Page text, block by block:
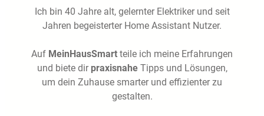
Ich bin 40 Jahre alt, gelernter Elektriker und seit
Jahren begeisterter Home Assistant Nutzer.
Auf MeinHausSmart teile ich meine Erfahrungen
und biete dir praxisnaheTipps und Lösungen,
um dein Zuhause smarter und effizienter zu
gestalten.